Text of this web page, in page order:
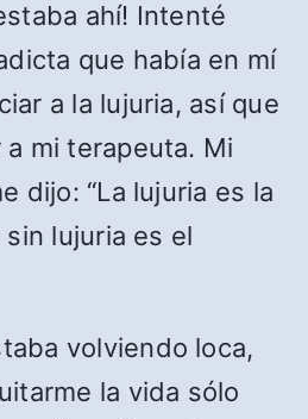
ahí! Intenté
que había en mí
a la lujuria, así que
mi terapeuta. Mi
dijo: “La lujuria es la
lujuria es el
volviendo loca,
la vida sólo